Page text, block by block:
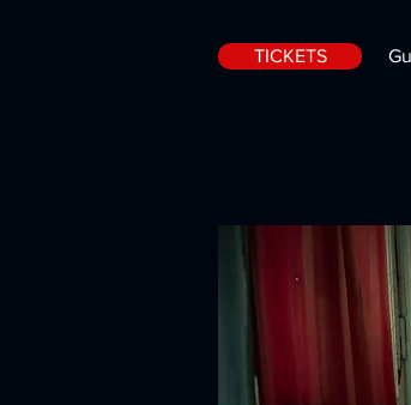
TICKETS